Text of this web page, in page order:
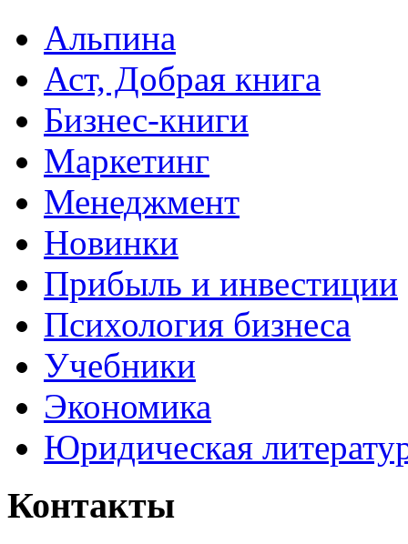
Альпина
Аст, Добрая книга
Бизнес-книги
Маркетинг
Менеджмент
Новинки
Прибыль и инвестиции
Психология бизнеса
Учебники
Экономика
Юридическая
Контакты